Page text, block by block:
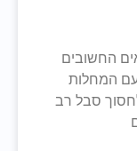
החשובים
עם המחלות
סבל רב